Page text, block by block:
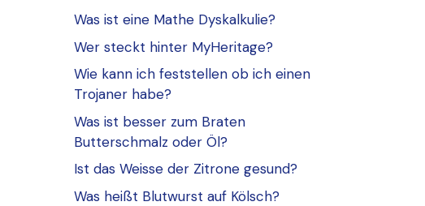
Was ist eine Mathe Dyskalkulie?
Wer steckt hinter MyHeritage?
Wie kann ich feststellen ob ich einen
Trojaner habe?
Was ist besser zum Braten
Butterschmalz oder Öl?
Ist das Weisse der Zitrone gesund?
Was heißt Blutwurst auf Kölsch?